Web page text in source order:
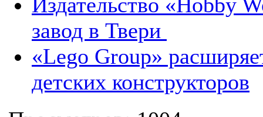
Издательство «Hobby
завод в Твери
«Lego Group»
детских конструкторов